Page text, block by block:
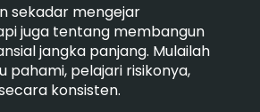
sekadar mengejar
juga tentang membangun
jangka panjang. Mulailah
pahami, pelajari risikonya,
konsisten.